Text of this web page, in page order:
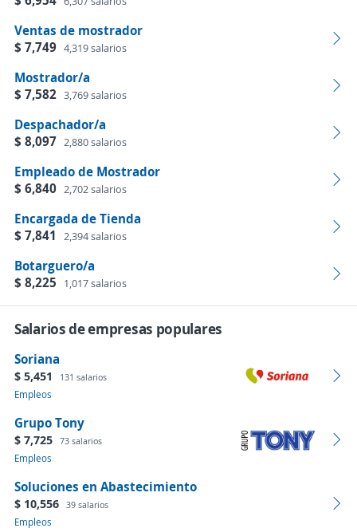
Ventas de mostrador
$ 7,749 4,319 salarios
Mostrador/a
$ 7,582 3,769 salarios
Despachador/a
$ 8,097 2,880 salarios
Empleado de Mostrador
$ 6,840 2,702 salarios
Encargada de Tienda
$ 7,841
2,394 salarios
Botarguero/a
$ 8,225
1,017 salarios
Salarios de empresas populares
Soriana
$ 5,451 131 salarios
Empleos
Grupo Tony
$ 7,725 73 salarios
Empleos
Soluciones en Abastecimiento
$ 10,556 39 salarios
Empleos